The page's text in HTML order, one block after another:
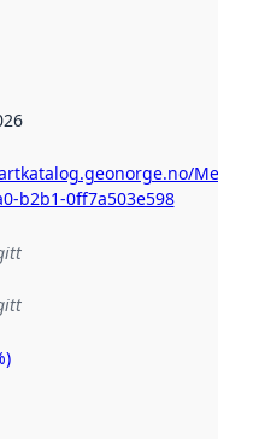
b2b1-0ff7a503e598